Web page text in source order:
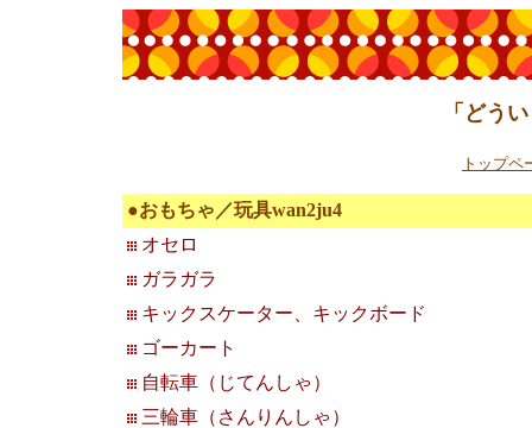
「どう
トップペ
●おもちゃ／玩具wan2ju4
オセロ
ガラガラ
キックスケーター、キックボード
ゴーカート
自転車（じてんしゃ）
三輪車（さんりんしゃ）